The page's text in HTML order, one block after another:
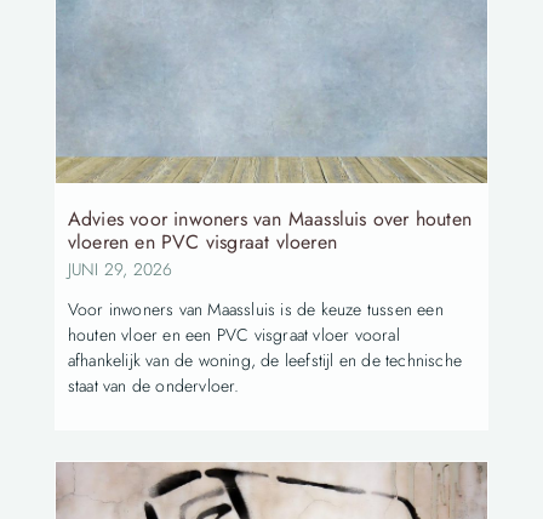
Advies voor inwoners van Maassluis over houten
vloeren en PVC visgraat vloeren
JUNI 29, 2026
Voor inwoners van Maassluis is de keuze tussen een
houten vloer en een PVC visgraat vloer vooral
afhankelijk van de woning, de leefstijl en de technische
staat van de ondervloer.